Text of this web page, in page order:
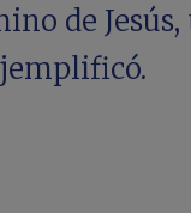
de Jesús,